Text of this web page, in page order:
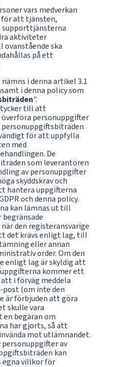
vars medverkan
för att tjänsten,
supporttjänsterna
aktiviteter
ska
på ett
i denna artikel 3.1
i denna policy som
".
till att
personuppgifter
för att uppfylla
med
De
som leverantören
av personuppgifter
skyddskrav och
hantera uppgifterna
och denna policy.
kan lämnas ut till
den registeransvarige
det krävs enligt lag, till
eller annan
order. Om den
enligt lag är skyldig att
kommer ett
i förväg meddela
post (om inte den
är förbjuden att göra
skulle vara
begäran om
har gjorts, så att
mot utlämnandet.
personuppgifter av
kan
egna villkor för